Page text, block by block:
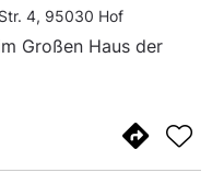
4, 95030 Hof
Großen Haus der